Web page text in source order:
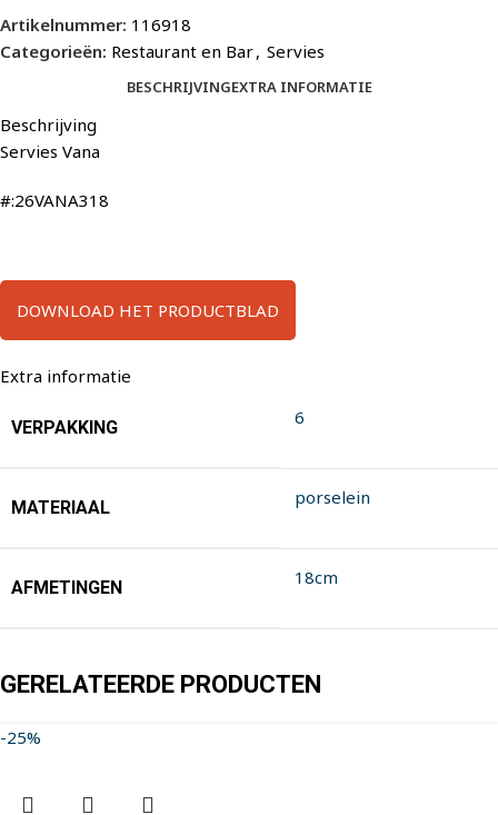
Artikelnummer: 116918
Categorieën: Restaurant en Bar, Servies
BESCHRIJVINGEXTRA INFORMATIE
Beschrijving
Servies Vana
#:26VANA318
DOWNLOAD HET PRODUCTBLAD
Extra informatie
VERPAKKING 6
MATERIAAL porselein
AFMETINGEN 18cm
GERELATEERDE PRODUCTEN
-25%